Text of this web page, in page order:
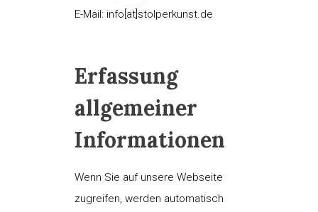
E-Mail: info[at]stolperkunst.de
Erfassung
allgemeiner
Informationen
Wenn Sie auf unsere Webseite
zugreifen, werden automatisch